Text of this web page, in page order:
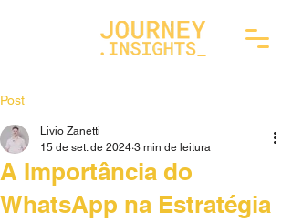
Post
A Importância do
WhatsApp na Estratégia
Livio Zanetti
15 de set. de 2024 3 min de leitura